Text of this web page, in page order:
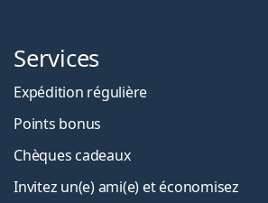
Services
Expédition régulière
Points bonus
Chèques cadeaux
Invitez un(e) ami(e) et économisez